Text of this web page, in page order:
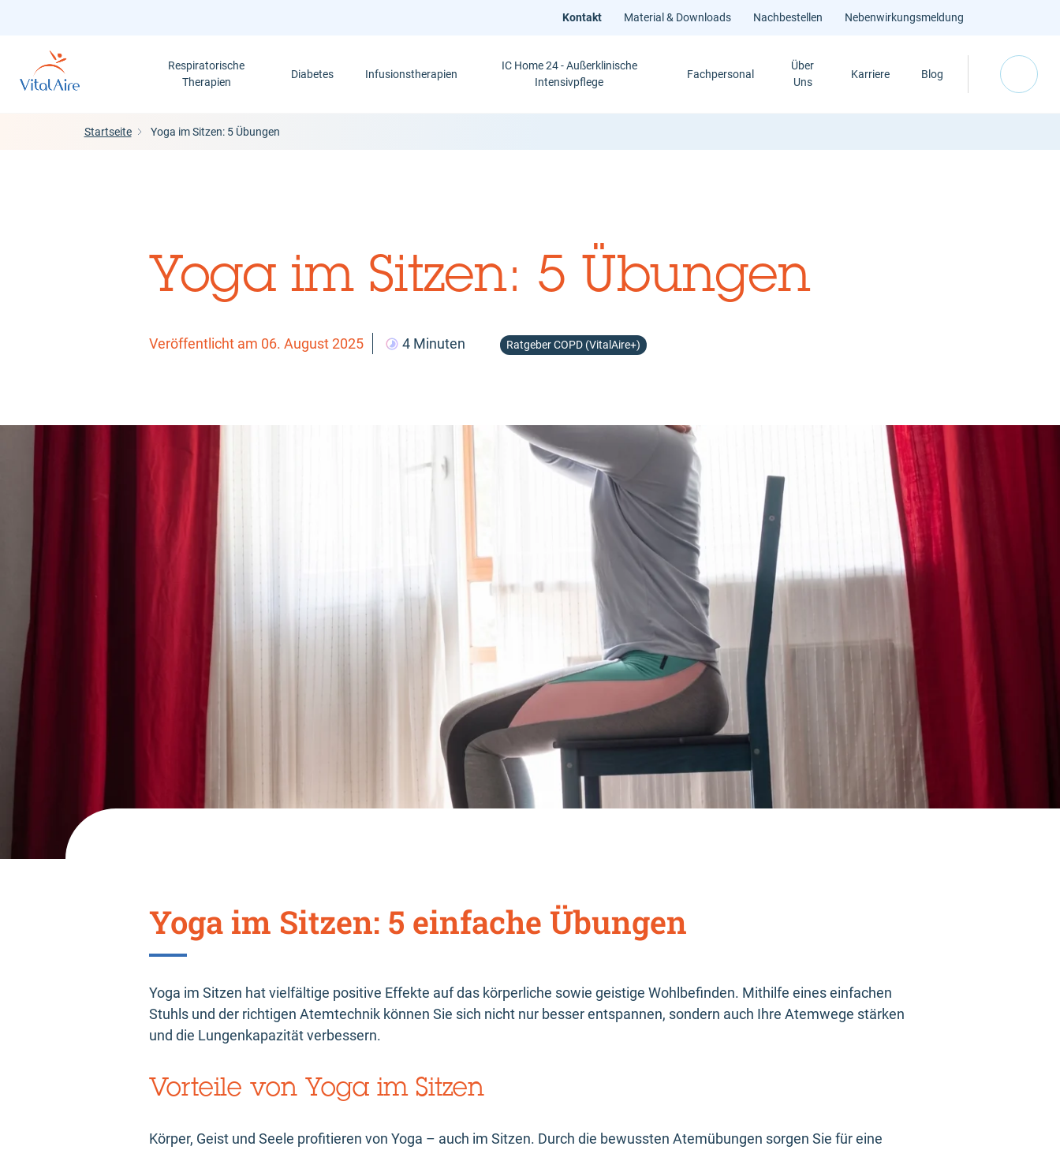
Kontakt Material & Downloads Nachbestellen Nebenwirkungsmeldung
Respiratorische
Therapien
Diabetes Infusionstherapien
IC Home 24 - Außerklinische
Intensivpflege
Fachpersonal
Über
Uns
Karriere Blog
Startseite Yoga im Sitzen: 5 Übungen
Yoga im Sitzen: 5 Übungen
Veröffentlicht am 06. August 2025 4 Minuten Ratgeber COPD (VitalAire+)
Yoga im Sitzen: 5 einfache Übungen
Yoga im Sitzen hat vielfältige positive Effekte auf das körperliche sowie geistige Wohlbefinden. Mithilfe eines einfachen
Stuhls und der richtigen Atemtechnik können Sie sich nicht nur besser entspannen, sondern auch Ihre Atemwege stärken
und die Lungenkapazität verbessern.
Vorteile von Yoga im Sitzen
Körper, Geist und Seele profitieren von Yoga – auch im Sitzen. Durch die bewussten Atemübungen sorgen Sie für eine